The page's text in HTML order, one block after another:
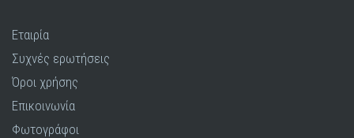
Εταιρία
Συχνές ερωτήσεις
Όροι χρήσης
Επικοινωνία
Φωτογράφοι